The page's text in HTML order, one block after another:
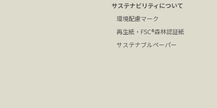
サステナビリティについて
環境配慮マーク
再生紙・FSC®森林認証紙
サステナブルペーパー